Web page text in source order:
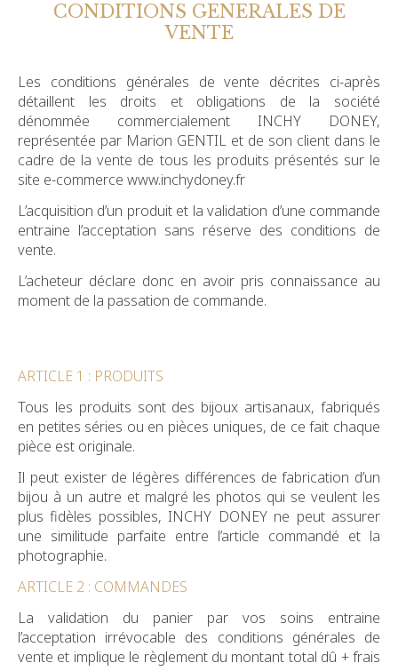
CONDITIONS GENERALES DE
VENTE
Les conditions générales de vente décrites ci-après
détaillent les droits et obligations de la société
dénommée commercialement INCHY DONEY,
représentée par Marion GENTIL et de son client dans le
cadre de la vente de tous les produits présentés sur le
site e-commerce www.inchydoney.fr
L’acquisition d’un produit et la validation d’une commande
entraine l’acceptation sans réserve des conditions de
vente.
L’acheteur déclare donc en avoir pris connaissance au
moment de la passation de commande.
ARTICLE 1 : PRODUITS
Tous les produits sont des bijoux artisanaux, fabriqués
en petites séries ou en pièces uniques, de ce fait chaque
pièce est originale.
Il peut exister de légères différences de fabrication d’un
bijou à un autre et malgré les photos qui se veulent les
plus fidèles possibles, INCHY DONEY ne peut assurer
une similitude parfaite entre l’article commandé et la
photographie.
ARTICLE 2 : COMMANDES
La validation du panier par vos soins entraine
l’acceptation irrévocable des conditions générales de
vente et implique le règlement du montant total dû + frais